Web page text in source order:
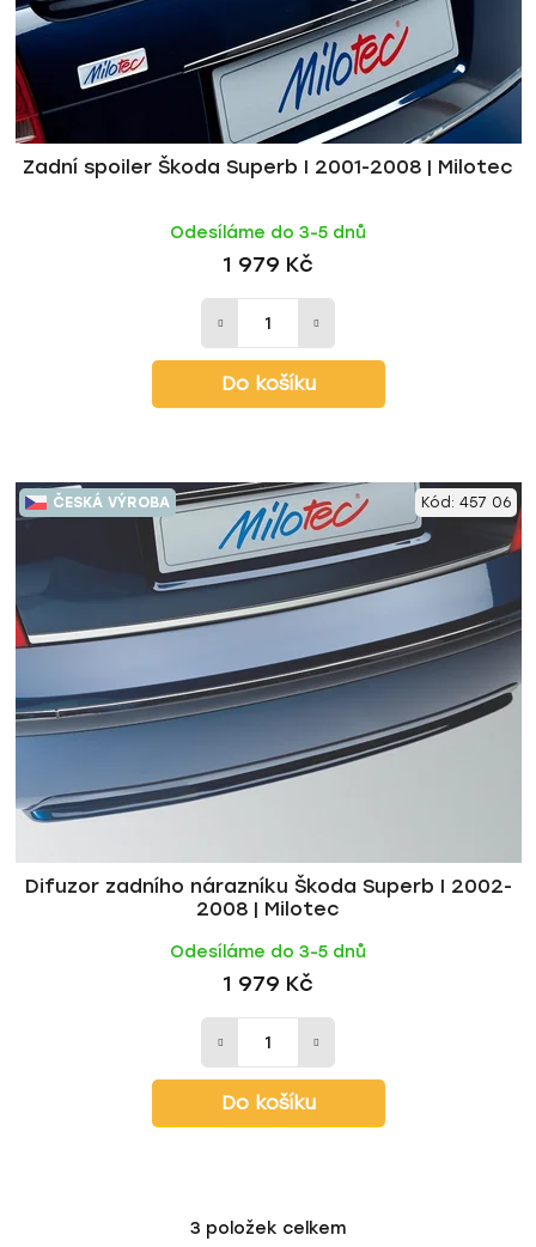
Zadní spoiler Škoda Superb I 2001-2008 | Milotec
Odesíláme do 3-5 dnů
1 979 Kč
Do košíku
ČESKÁ VÝROBA
Difuzor zadního nárazníku Škoda Superb I 2002-
2008 | Milotec
Odesíláme do 3-5 dnů
1 979 Kč
Do košíku
Kód: 457 06
O
3 položek celkem